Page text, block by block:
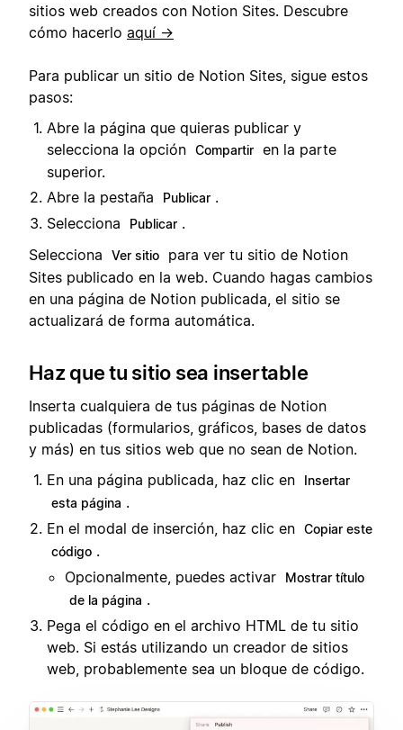
sitios web creados con Notion Sites. Descubre
cómo hacerlo aquí →
Para publicar un sitio de Notion Sites, sigue estos
pasos:
Abre la página que quieras publicar y
selecciona la opción Compartir en la parte
superior.
Abre la pestaña
Publicar .
Selecciona
Publicar .
Selecciona
Ver sitio
para ver tu sitio de Notion
Sites publicado en la web. Cuando hagas cambios
en una página de Notion publicada, el sitio se
actualizará de forma automática.
Haz que tu sitio sea insertable
Inserta cualquiera de tus páginas de Notion
publicadas (formularios, gráficos, bases de datos
y más) en tus sitios web que no sean de Notion.
En una página publicada, haz clic en
Insertar
esta página .
En el modal de inserción, haz clic en Copiar este
código .
Opcionalmente, puedes activar
Mostrar título
de la página .
Pega el código en el archivo HTML de tu sitio
web. Si estás utilizando un creador de sitios
web, probablemente sea un bloque de código.